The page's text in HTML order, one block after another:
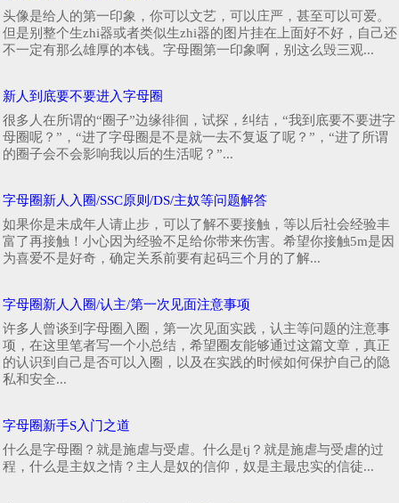
头像是给人的第一印象，你可以文艺，可以庄严，甚至可以可爱。
但是别整个生zhi器或者类似生zhi器的图片挂在上面好不好，自己还
不一定有那么雄厚的本钱。字母圈第一印象啊，别这么毁三观...
新人到底要不要进入字母圈
很多人在所谓的“圈子”边缘徘徊，试探，纠结，“我到底要不要进字
母圈呢？”，“进了字母圈是不是就一去不复返了呢？”，“进了所谓
的圈子会不会影响我以后的生活呢？”...
字母圈新人入圈/SSC原则/DS/主奴等问题解答
如果你是未成年人请止步，可以了解不要接触，等以后社会经验丰
富了再接触！小心因为经验不足给你带来伤害。希望你接触5m是因
为喜爱不是好奇，确定关系前要有起码三个月的了解...
字母圈新人入圈/认主/第一次见面注意事项
许多人曾谈到字母圈入圈，第一次见面实践，认主等问题的注意事
项，在这里笔者写一个小总结，希望圈友能够通过这篇文章，真正
的认识到自己是否可以入圈，以及在实践的时候如何保护自己的隐
私和安全...
字母圈新手S入门之道
什么是字母圈？就是施虐与受虐。什么是tj？就是施虐与受虐的过
程，什么是主奴之情？主人是奴的信仰，奴是主最忠实的信徒...